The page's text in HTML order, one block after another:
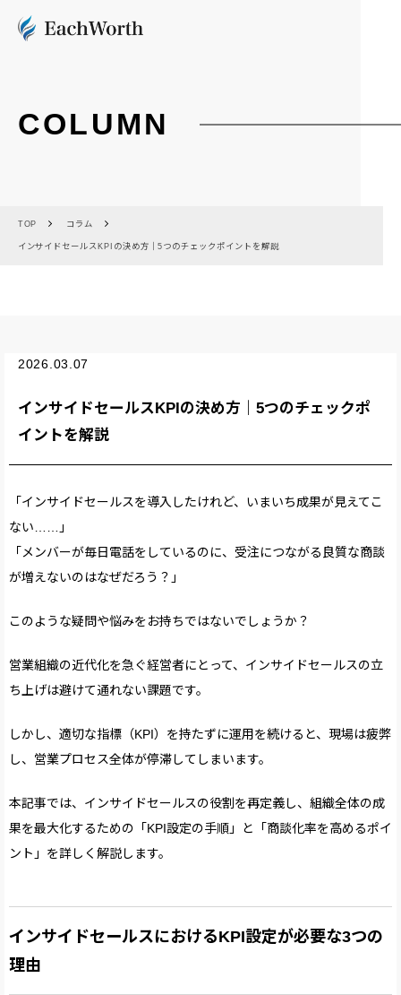
COLUMN
TOP コラム
インサイドセールスKPIの決め方｜5つのチェックポイントを解説
2026.03.07
インサイドセールスKPIの決め方｜5つのチェックポ
イントを解説
「インサイドセールスを導入したけれど、いまいち成果が見えてこ
ない……」
「メンバーが毎日電話をしているのに、受注につながる良質な商談
が増えないのはなぜだろう？」
このような疑問や悩みをお持ちではないでしょうか？
営業組織の近代化を急ぐ経営者にとって、インサイドセールスの立
ち上げは避けて通れない課題です。
しかし、適切な指標（KPI）を持たずに運用を続けると、現場は疲弊
し、営業プロセス全体が停滞してしまいます。
本記事では、インサイドセールスの役割を再定義し、組織全体の成
果を最大化するための「KPI設定の手順」と「商談化率を高めるポイ
ント」を詳しく解説します。
インサイドセールスにおけるKPI設定が必要な3つの
理由